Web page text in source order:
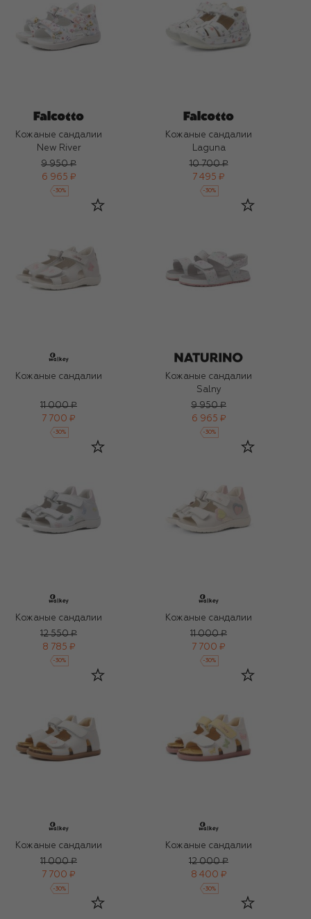
Кожаные сандалии
New River
9 950 ₽
6 965 ₽
-30%
Кожаные сандалии
Laguna
10 700 ₽
7 495 ₽
-30%
Кожаные сандалии
11 000 ₽
7 700 ₽
-30%
Кожаные сандалии
Salny
9 950 ₽
6 965 ₽
-30%
Кожаные сандалии
12 550 ₽
8 785 ₽
-30%
Кожаные сандалии
11 000 ₽
7 700 ₽
-30%
Кожаные сандалии
11 000 ₽
7 700 ₽
-30%
Кожаные сандалии
12 000 ₽
8 400 ₽
-30%